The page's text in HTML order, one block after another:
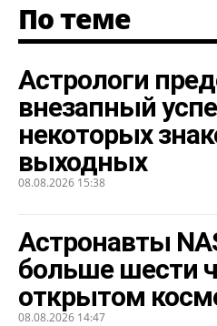
По теме
Астрологи
внезапный
некоторых
выходных
08.08.2026 15:38
Астронавты
больше шести
открытом
08.08.2026 14:47